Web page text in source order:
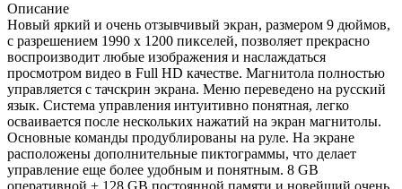
Описание
Новый яркий и очень отзывчивый экран, размером 9 дюймов,
с разрешением 1990 х 1200 пикселей, позволяет прекрасно
воспроизводит любые изображения и наслаждаться
просмотром видео в Full HD качестве. Магнитола полностью
управляется с тачскрин экрана. Меню переведено на русский
язык. Система управления интуитивно понятная, легко
осваивается после нескольких нажатий на экран магнитолы.
Основные команды продублированы на руле. На экране
расположены дополнительные пиктограммы, что делает
управление еще более удобным и понятным. 8 GB